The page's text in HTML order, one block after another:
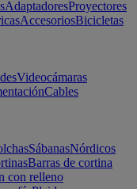
AdaptadoresProyectores
AccesoriosBicicletas
Videocámaras
Cables
SábanasNórdicos
Barras de cortina
con relleno